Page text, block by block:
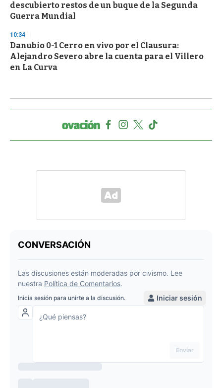
descubierto restos de un buque de la Segunda
Guerra Mundial
10:34
Danubio 0-1 Cerro en vivo por el Clausura:
Alejandro Severo abre la cuenta para el Villero
en La Curva